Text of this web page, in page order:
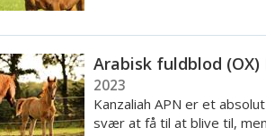
Arabisk fuldblod (OX)
2023
Kanzaliah APN er et
svær at få til at blive til,